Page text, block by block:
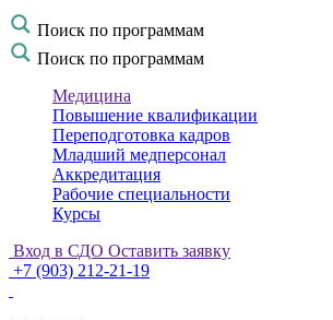
Поиск по программам
Поиск по программам
Медицина
Повышение квалификации
Переподготовка кадров
Младший медперсонал
Аккредитация
Рабочие специальности
Курсы
Вход в СДО Оставить заявку
+7 (903) 212-21-19